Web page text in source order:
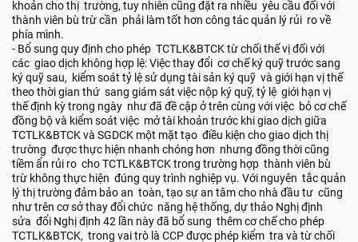
khoản cho thị trường, tuy nhiên cũng đặt ra nhiều yêu cầu đối với
thành viên bù trừ cần phải làm tốt hơn công tác quản lý rủi ro về
phía mình.
- Bổ sung quy định cho phép TCTLK&BTCK từ chối thế vị đối với
các giao dịch không hợp lệ: Việc thay đổi cơ chế ký quỹ trước sang
ký quỹ sau, kiểm soát tỷ lệ sử dụng tài sản ký quỹ và giới hạn vị thế
theo thời gian thứ sang giám sát việc nộp ký quỹ, tỷ lệ giới hạn vị
thế định kỳ trong ngày như đã đề cập ở trên cùng với việc bỏ cơ chế
đồng bộ và kiểm soát việc mở tài khoản trước khi giao dịch giữa
TCTLK&BTCK và SGDCK một mặt tạo điều kiện cho giao dịch thị
trường được thực hiện nhanh chóng hơn nhưng đồng thời cũng
tiềm ẩn rủi ro cho TCTLK&BTCK trong trường hợp thành viên bù
trừ không thực hiện đúng quy trình nghiệp vụ. Với nguyên tắc quản
lý thị trường đảm bảo an toàn, tạo sự an tâm cho nhà đầu tư cũng
như trên cơ sở thay đổi chức năng hệ thống, dự thảo Nghị định
sửa đổi Nghị định 42 lần này đã bổ sung thêm cơ chế cho phép
TCTLK&BTCK, trong vai trò là CCP được phép kiểm tra và từ chối